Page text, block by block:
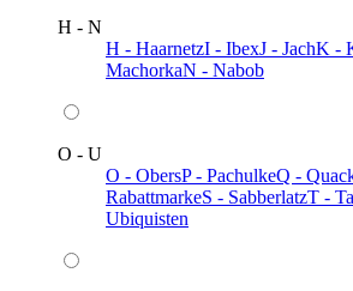
H - N
H - HaarnetzI - IbexJ - JachK -
MachorkaN - Nabob
O - U
O - ObersP - PachulkeQ -
RabattmarkeS - SabberlatzT -
Ubiquisten